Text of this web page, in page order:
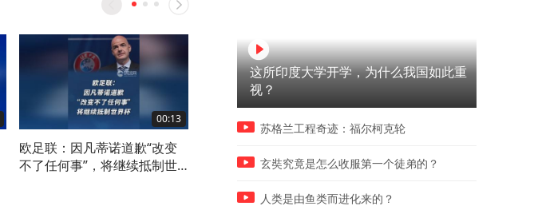
00:13
欧足联：因凡蒂诺道歉“改变
不了任何事”，将继续抵制世
后对比图像公布
这所印度大学开学，为什么我国如此重
视？
苏格兰工程奇迹：福尔柯克轮
玄奘究竟是怎么收服第一个徒弟的？
人类是由鱼类而进化来的？